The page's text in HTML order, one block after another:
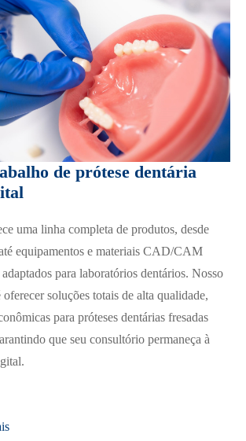
de prótese dentária
uma linha completa de produtos, desde
equipamentos e materiais CAD/CAM
para laboratórios dentários. Nosso
soluções totais de alta qualidade,
para próteses dentárias fresadas
que seu consultório permaneça à